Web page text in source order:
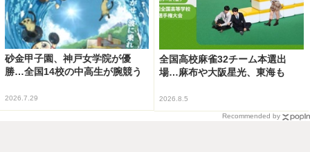
砂金甲子園、神戸女学院が優
勝…全国14校の中高生が腕競う
2026.7.29
全国高校麻雀32チーム本選出
場…麻布や大阪星光、東海も
2026.8.5
Recommended by